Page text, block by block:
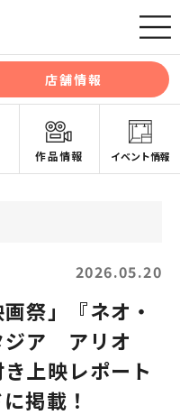
店舗情報
作品情報 イベント情報
2026.05.20
祭」『ネオ・
ジア アリオ
上映レポート
掲載！